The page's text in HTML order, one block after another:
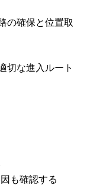
の確保と位置取
切な進入ルート
も確認する